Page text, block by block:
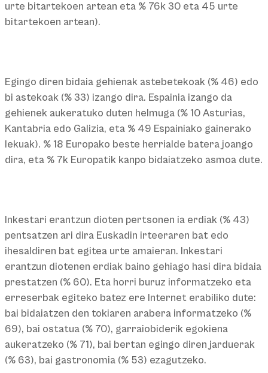
urte bitartekoen artean eta % 76k 30 eta 45 urte
bitartekoen artean).
Egingo diren bidaia gehienak astebetekoak (% 46) edo
bi astekoak (% 33) izango dira. Espainia izango da
gehienek aukeratuko duten helmuga (% 10 Asturias,
Kantabria edo Galizia, eta % 49 Espainiako gainerako
lekuak). % 18 Europako beste herrialde batera joango
dira, eta % 7k Europatik kanpo bidaiatzeko asmoa dute.
Inkestari erantzun dioten pertsonen ia erdiak (% 43)
pentsatzen ari dira Euskadin irteeraren bat edo
ihesaldiren bat egitea urte amaieran. Inkestari
erantzun diotenen erdiak baino gehiago hasi dira bidaia
prestatzen (% 60). Eta horri buruz informatzeko eta
erreserbak egiteko batez ere Internet erabiliko dute:
bai bidaiatzen den tokiaren arabera informatzeko (%
69), bai ostatua (% 70), garraiobiderik egokiena
aukeratzeko (% 71), bai bertan egingo diren jarduerak
(% 63), bai gastronomia (% 53) ezagutzeko.